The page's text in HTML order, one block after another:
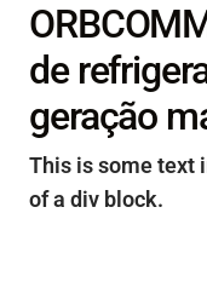
de
geração
This is some text
of a div block.